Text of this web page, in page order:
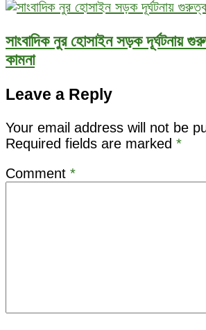
সাংবাদিক নুর হোসাইন সড়ক দূর্ঘটনায়
কামনা
Leave a Reply
Your email address will not be
Required fields are marked *
Comment *